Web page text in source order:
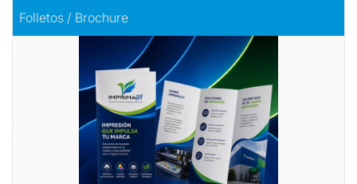
Folletos / Brochure
Impacta con información
Comprar
Comprar